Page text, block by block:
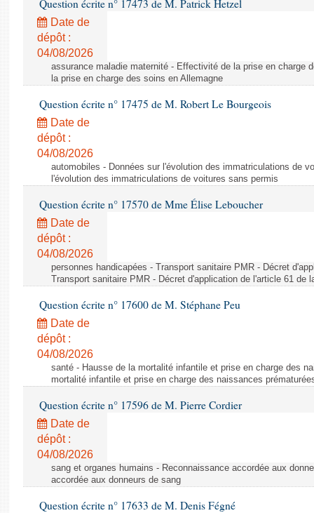
Question écrite n° 17473 de M. Patrick Hetzel
Date de
dépôt :
04/08/2026
assurance maladie maternité - Effectivité de la prise en charge
la prise en charge des soins en Allemagne
Question écrite n° 17475 de M. Robert Le Bourgeois
Date de
dépôt :
04/08/2026
automobiles - Données sur l'évolution des immatriculations de
l'évolution des immatriculations de voitures sans permis
Question écrite n° 17570 de Mme Élise Leboucher
Date de
dépôt :
04/08/2026
personnes handicapées - Transport sanitaire PMR - Décret
Transport sanitaire PMR - Décret d'application de l'article 61 de
Question écrite n° 17600 de M. Stéphane Peu
Date de
dépôt :
04/08/2026
santé - Hausse de la mortalité infantile et prise en charge des
mortalité infantile et prise en charge des naissances
Question écrite n° 17596 de M. Pierre Cordier
Date de
dépôt :
04/08/2026
sang et organes humains - Reconnaissance accordée aux
accordée aux donneurs de sang
Question écrite n° 17633 de M. Denis Fégné